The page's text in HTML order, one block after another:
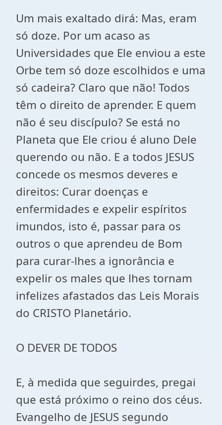
Um mais exaltado dirá: Mas, eram
só doze. Por um acaso as
Universidades que Ele enviou a este
Orbe tem só doze escolhidos e uma
só cadeira? Claro que não! Todos
têm o direito de aprender. E quem
não é seu discípulo? Se está no
Planeta que Ele criou é aluno Dele
querendo ou não. E a todos JESUS
concede os mesmos deveres e
direitos: Curar doenças e
enfermidades e expelir espíritos
imundos, isto é, passar para os
outros o que aprendeu de Bom
para curar-lhes a ignorância e
expelir os males que lhes tornam
infelizes afastados das Leis Morais
do CRISTO Planetário.
O DEVER DE TODOS
E, à medida que seguirdes, pregai
que está próximo o reino dos céus.
Evangelho de JESUS segundo